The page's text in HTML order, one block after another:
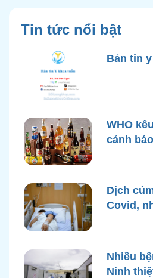
Tin tức nổi bật
Bản tin
WHO
cảnh
Dịch
Covid,
Nhiều
Ninh